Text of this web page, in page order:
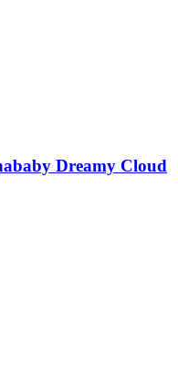
Dreamy Cloud